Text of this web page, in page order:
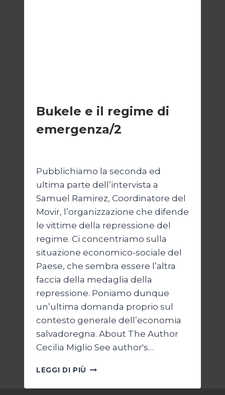
Bukele e il regime di
emergenza/2
Pubblichiamo la seconda ed
ultima parte dell’intervista a
Samuel Ramirez, Coordinatore del
Movir, l’organizzazione che difende
le vittime della repressione del
regime. Ci concentriamo sulla
situazione economico-sociale del
Paese, che sembra essere l’altra
faccia della medaglia della
repressione. Poniamo dunque
un’ultima domanda proprio sul
contesto generale dell’economia
salvadoregna. About The Author
Cecilia Miglio See author's…
LEGGI DI PIÙ BUKELE
IL